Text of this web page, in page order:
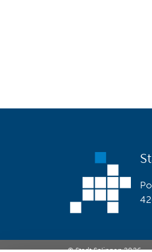
© Stadt Solingen 2026